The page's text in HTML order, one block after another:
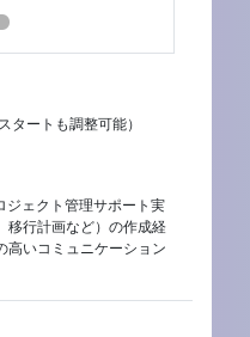
タートも調整可能）
ジェクト管理サポート実
移行計画など）の作成経
高いコミュニケーション